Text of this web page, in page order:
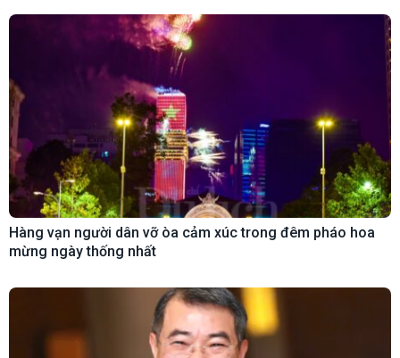
Hàng vạn người dân vỡ òa cảm xúc trong đêm pháo hoa
mừng ngày thống nhất